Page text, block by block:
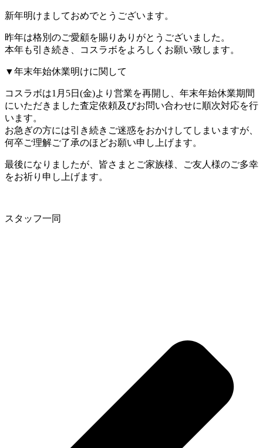
新年明けましておめでとうございます。
昨年は格別のご愛顧を賜りありがとうございました。
本年も引き続き、コスラボをよろしくお願い致します。
▼年末年始休業明けに関して
コスラボは1月5日(金)より営業を再開し、年末年始休業期間
にいただきました査定依頼及びお問い合わせに順次対応を行
います。
お急ぎの方には引き続きご迷惑をおかけしてしまいますが、
何卒ご理解ご了承のほどお願い申し上げます。
最後になりましたが、皆さまとご家族様、ご友人様のご多幸
をお祈り申し上げます。
スタッフ一同